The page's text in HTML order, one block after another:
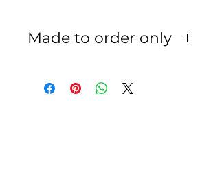
Made to order only
เวลา 3-5 วัน ทางร้านไม่รับ